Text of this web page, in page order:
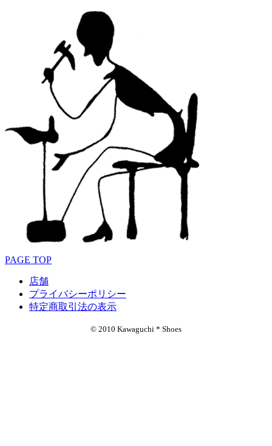
PAGE TOP
店舗
プライバシーポリシー
特定商取引法の表示
© 2010 Kawaguchi * Shoes